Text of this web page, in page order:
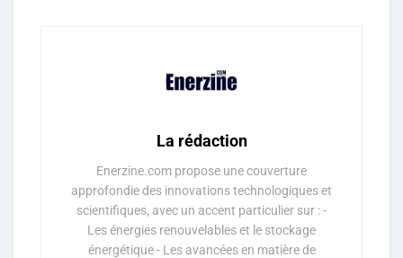
La rédaction
Enerzine.com propose une couverture
approfondie des innovations technologiques et
scientifiques, avec un accent particulier sur : -
Les énergies renouvelables et le stockage
énergétique - Les avancées en matière de